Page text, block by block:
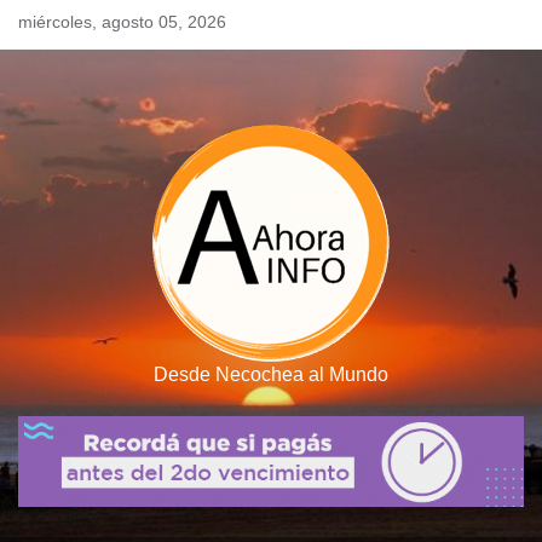
Skipmiércoles, agosto 05, 2026
Desde Necochea al Mundo